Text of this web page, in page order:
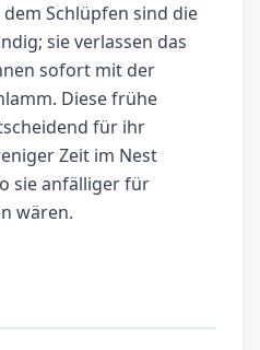
Schlüpfen sind die
sie verlassen das
sofort mit der
Diese frühe
für ihr
Zeit im Nest
sie anfälliger für
wären.